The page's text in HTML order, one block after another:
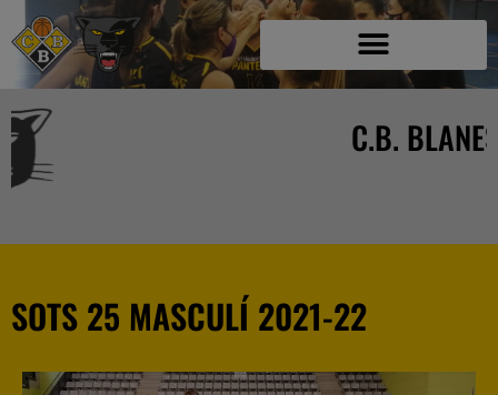
SOTS 25 MASCULÍ 2021-22